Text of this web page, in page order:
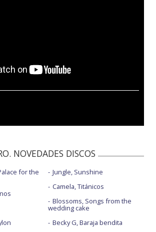
NOVEDADES DISCOS
for the
Jungle, Sunshine
Camela, Titánicos
Blossoms, Songs from the
wedding cake
Becky G, Baraja bendita